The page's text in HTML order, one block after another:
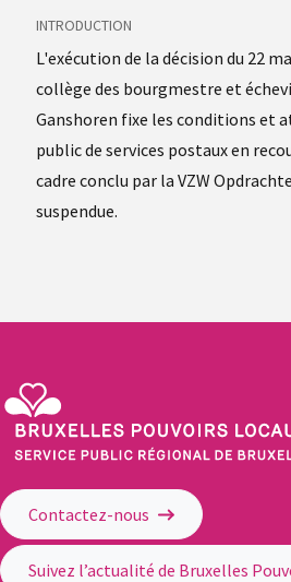
INTRODUCTION
L'exécution de la décision du 22
collège des bourgmestre et
Ganshoren fixe les conditions et
public de services postaux en
cadre conclu par la VZW
suspendue.
Contactez-nous
Suivez l’actualité de Bruxelles